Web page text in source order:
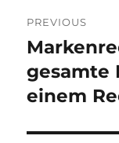
PREVIOUS
Previous
post:
gesamte
einem